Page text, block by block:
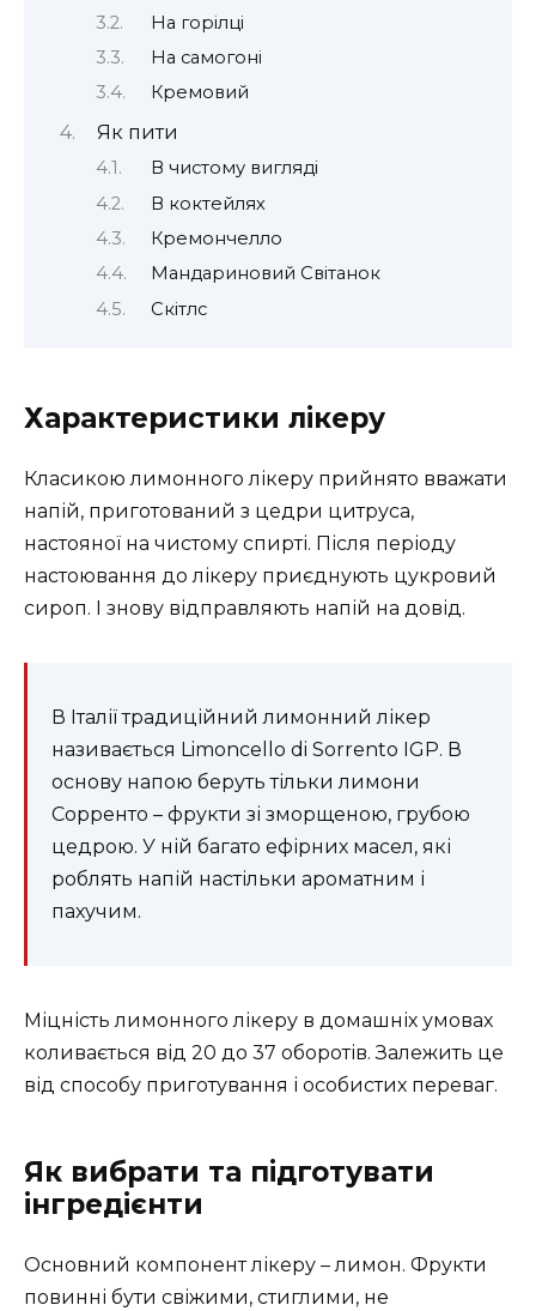
На горілці
На самогоні
Кремовий
Як пити
В чистому вигляді
В коктейлях
Кремончелло
Мандариновий Світанок
Скітлс
Характеристики лікеру
Класикою лимонного лікеру прийнято вважати
напій, приготований з цедри цитруса,
настояної на чистому спирті. Після періоду
настоювання до лікеру приєднують цукровий
сироп. І знову відправляють напій на довід.
В Італії традиційний лимонний лікер
називається Limoncello di Sorrento IGP. В
основу напою беруть тільки лимони
Сорренто – фрукти зі зморщеною, грубою
цедрою. У ній багато ефірних масел, які
роблять напій настільки ароматним і
пахучим.
Міцність лимонного лікеру в домашніх умовах
коливається від 20 до 37 оборотів. Залежить це
від способу приготування і особистих переваг.
Як вибрати та підготувати
інгредієнти
Основний компонент лікеру – лимон. Фрукти
повинні бути свіжими, стиглими, не